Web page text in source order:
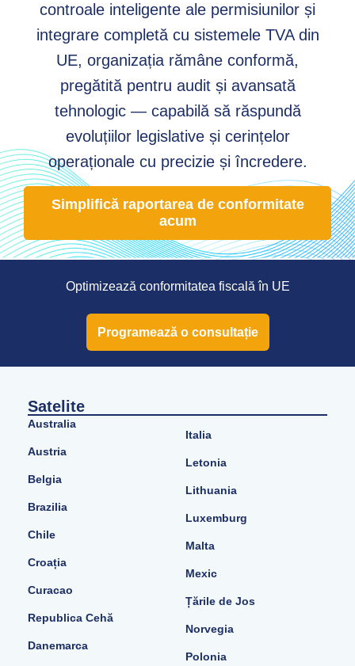
controale inteligente ale permisiunilor și
integrare completă cu sistemele TVA din
UE, organizația rămâne conformă,
pregătită pentru audit și avansată
tehnologic — capabilă să răspundă
evoluțiilor legislative și cerințelor
operaționale cu precizie și încredere.
Simplifică raportarea de conformitate
acum
Optimizează conformitatea fiscală în UE
Programează o consultație
Satelite
Australia
Austria
Belgia
Brazilia
Chile
Croația
Curacao
Republica Cehă
Danemarca
Italia
Letonia
Lithuania
Luxemburg
Malta
Mexic
Țările de Jos
Norvegia
Polonia